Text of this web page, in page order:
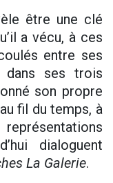
être une clé
a vécu, à ces
entre ses
dans ses trois
son propre
fil du temps, à
dialoguent
La Galerie.